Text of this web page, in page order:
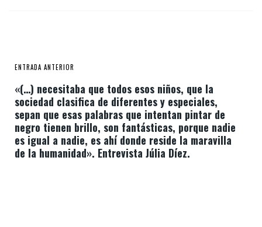
ENTRADA ANTERIOR
«(…) necesitaba que todos esos niños, que la
sociedad clasifica de diferentes y especiales,
sepan que esas palabras que intentan pintar de
negro tienen brillo, son fantásticas, porque nadie
es igual a nadie, es ahí donde reside la maravilla
de la humanidad». Entrevista Júlia Díez.